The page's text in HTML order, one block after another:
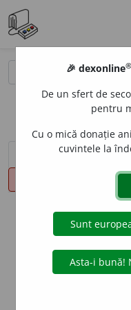
sinteza definițiilor (1)
info
Aceste
echipa
Puteți
🎉 dexonline®
De un sfert de
pentru
Cu o mică donație
cuvintele la